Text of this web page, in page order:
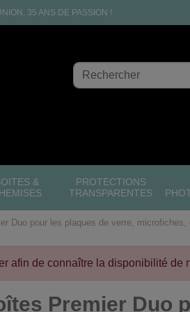
35 ANS DE PASSION !
&
PROTECTIONS
TRANSPARENTES
Duo pour les plaques de verre,
afin de connaître la disponibilité de
Premier Duo